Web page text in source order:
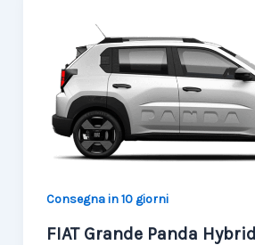
Consegna in 10 giorni
FIAT Grande Panda